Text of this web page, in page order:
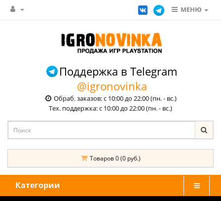
МЕНЮ
Поддержка в Telegram
@igronovinka
Обраб. заказов: с 10:00 до 22:00 (пн. - вс.)
Тех. поддержка: с 10:00 до 22:00 (пн. - вс.)
Товаров 0 (0 руб.)
Категории